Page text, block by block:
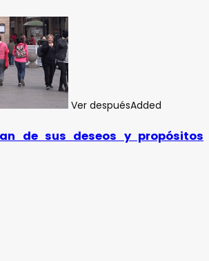
Ver despuésAdded
de sus deseos y propósitos